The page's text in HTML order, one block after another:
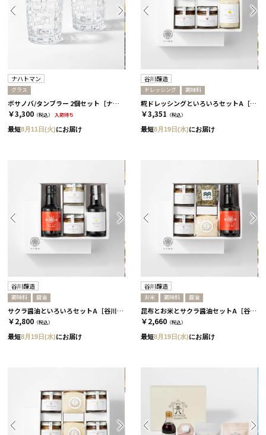
ナハトマン
グラス
ボサノバ/タンブラー 2個セット［ナハトマン］
￥3,300 （税込） 入荷待ち
最短8月11日(火)にお届け
谷川醸造
ドレッシング 調味料
糀ドレッシングといろいろセットA［谷川醸造］
￥3,351 （税込）
最短8月19日(水)にお届け
谷川醸造
調味料 醤油
サクラ醤油といろいろセットA［谷川醸造］
￥2,800 （税込）
最短8月19日(水)にお届け
谷川醸造
お米 調味料 醤油
昆布とお米とサクラ醤油セットA［谷川醸造］
￥2,660 （税込）
最短8月19日(水)にお届け